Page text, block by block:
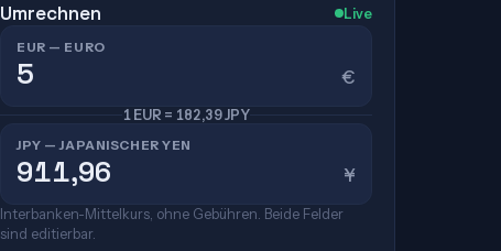
Umrechnen Live
EUR — EURO
€
1 EUR = 182,39 JPY
JPY — JAPANISCHER YEN
¥
Interbanken-Mittelkurs, ohne Gebühren. Beide Felder
sind editierbar.